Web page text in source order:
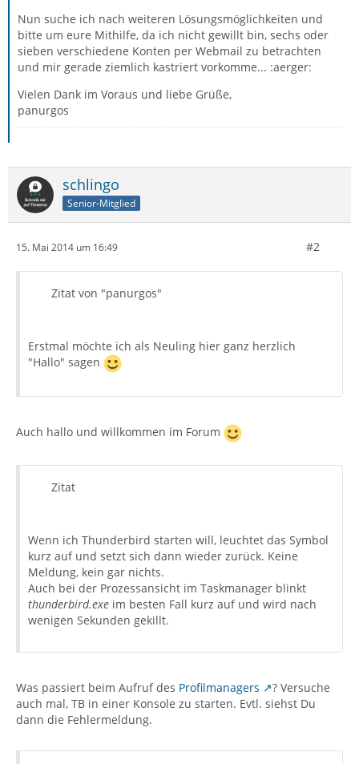
Nun suche ich nach weiteren Lösungsmöglichkeiten und
bitte um eure Mithilfe, da ich nicht gewillt bin, sechs oder
sieben verschiedene Konten per Webmail zu betrachten
und mir gerade ziemlich kastriert vorkomme... :aerger:
Vielen Dank im Voraus und liebe Grüße,
panurgos
schlingo
Senior-Mitglied
15. Mai 2014 um 16:49 #2
Zitat von "panurgos"
Erstmal möchte ich als Neuling hier ganz herzlich
"Hallo" sagen
Auch hallo und willkommen im Forum
Zitat
Wenn ich Thunderbird starten will, leuchtet das Symbol
kurz auf und setzt sich dann wieder zurück. Keine
Meldung, kein gar nichts.
Auch bei der Prozessansicht im Taskmanager blinkt
thunderbird.exe im besten Fall kurz auf und wird nach
wenigen Sekunden gekillt.
Was passiert beim Aufruf des Profilmanagers
? Versuche
auch mal, TB in einer Konsole zu starten. Evtl. siehst Du
dann die Fehlermeldung.